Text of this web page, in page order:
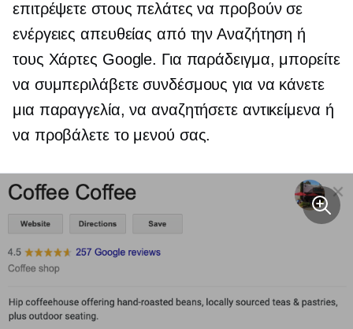
επιτρέψετε στους πελάτες να προβούν σε
ενέργειες απευθείας από την Αναζήτηση ή
τους Χάρτες Google. Για παράδειγμα, μπορείτε
να συμπεριλάβετε συνδέσμους για να κάνετε
μια παραγγελία, να αναζητήσετε αντικείμενα ή
να προβάλετε το μενού σας.